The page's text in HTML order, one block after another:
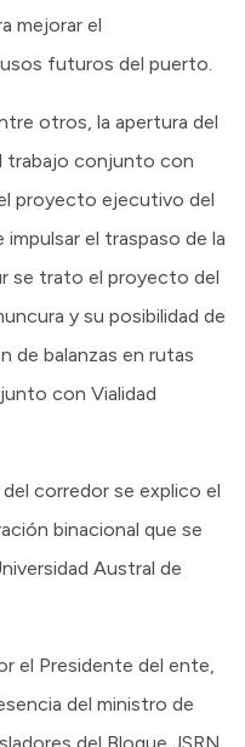
mejorar el
futuros del puerto.
otros, la apertura del
trabajo conjunto con
proyecto ejecutivo del
el traspaso de la
se trato el proyecto del
y su posibilidad de
de balanzas en rutas
con Vialidad
corredor se explico el
binacional que se
Austral de
el Presidente del ente,
del ministro de